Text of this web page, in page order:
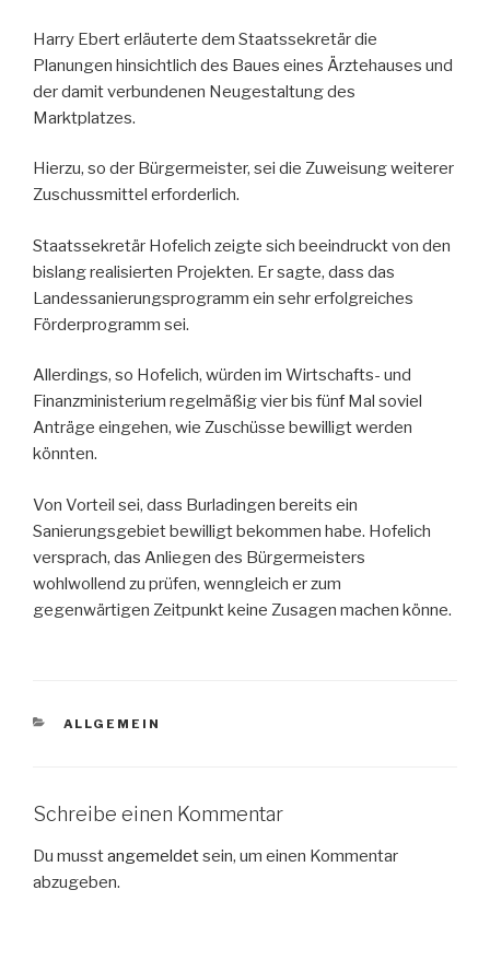
Harry Ebert erläuterte dem Staatssekretär die
Planungen hinsichtlich des Baues eines Ärztehauses und
der damit verbundenen Neugestaltung des
Marktplatzes.
Hierzu, so der Bürgermeister, sei die Zuweisung weiterer
Zuschussmittel erforderlich.
Staatssekretär Hofelich zeigte sich beeindruckt von den
bislang realisierten Projekten. Er sagte, dass das
Landessanierungsprogramm ein sehr erfolgreiches
Förderprogramm sei.
Allerdings, so Hofelich, würden im Wirtschafts- und
Finanzministerium regelmäßig vier bis fünf Mal soviel
Anträge eingehen, wie Zuschüsse bewilligt werden
könnten.
Von Vorteil sei, dass Burladingen bereits ein
Sanierungsgebiet bewilligt bekommen habe. Hofelich
versprach, das Anliegen des Bürgermeisters
wohlwollend zu prüfen, wenngleich er zum
gegenwärtigen Zeitpunkt keine Zusagen machen könne.
KATEGORIEN
ALLGEMEIN
Schreibe einen Kommentar
Du musstangemeldetsein, um einen Kommentar
abzugeben.